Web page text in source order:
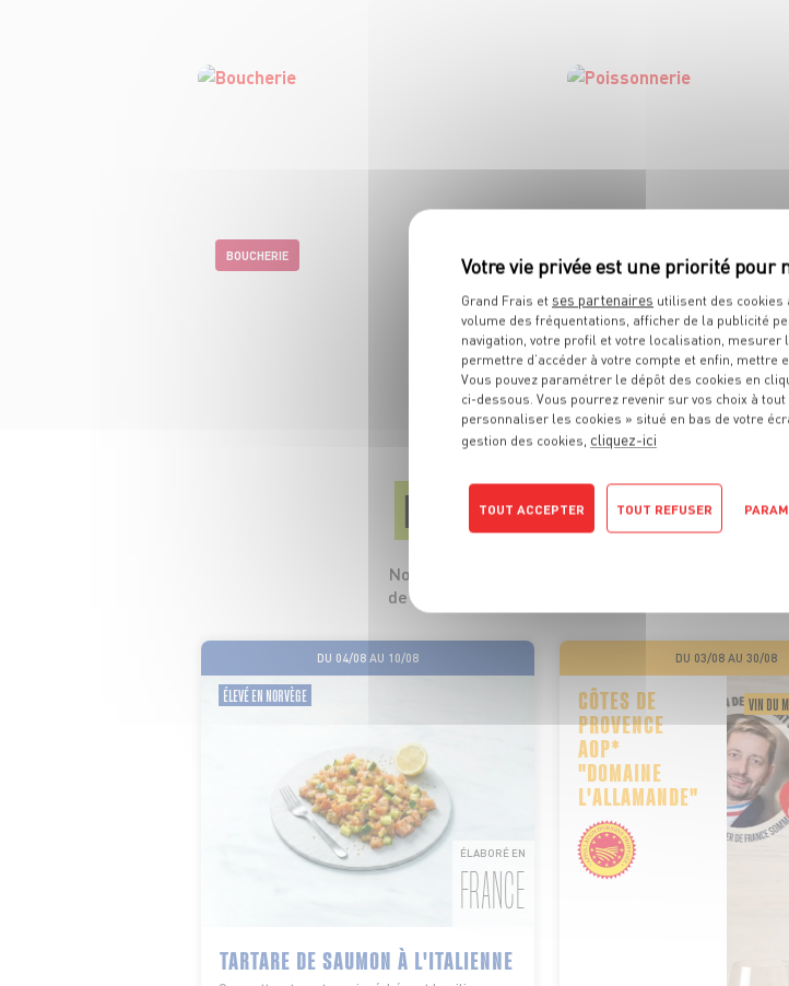
BOUCHERIE POISSONNERIE
LES PROMOTIONS
Nos 5 professionnels sont là pour vous
de leurs promotions tous les jours. On vous
DU 04/08 AU 10/08
ÉLEVÉ EN NORVÈGE
ÉLABORÉ EN
FRANCE
TARTARE DE SAUMON À L'ITALIENNE
DU 03/08 AU 30/08
CÔTES DE
PROVENCE
AOP*
"DOMAINE
L'ALLAMANDE"
VIN DU
Grand Frais et ses partenaires utilisent des cookies
volume des fréquentations, afficher de la publicité
navigation, votre profil et votre localisation, mesurer
permettre d’accéder à votre compte et enfin,
Vous pouvez paramétrer le dépôt des cookies en
ci-dessous. Vous pourrez revenir sur vos choix à
personnaliser les cookies » situé en bas de votre
gestion des cookies, cliquez-ici
TOUT ACCEPTER TOUT REFUSER